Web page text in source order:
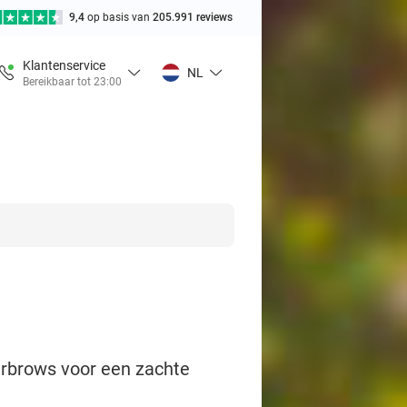
9,4 op basis van 205.991 reviews
Klantenservice
Bereikbaar tot 23:00
NL
voor een zachte